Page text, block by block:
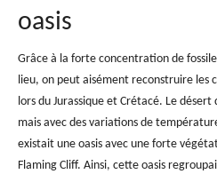
oasis
Grâce à la forte concentration de
lieu, on peut aisément reconstruire les
lors du Jurassique et Crétacé. Le
mais avec des variations de
existait une oasis avec une forte
Flaming Cliff. Ainsi, cette oasis